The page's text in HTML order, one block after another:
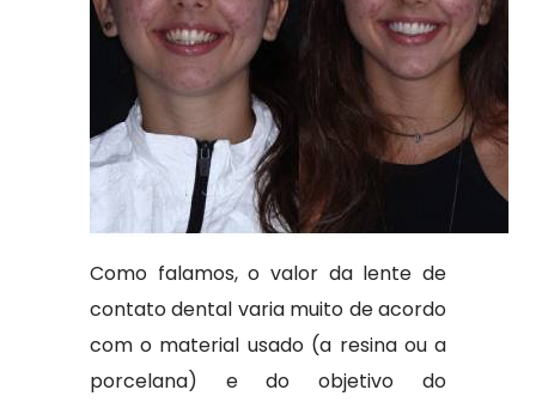
Como falamos, o valor da lente de
contato dental varia muito de acordo
com o material usado (a resina ou a
porcelana) e do objetivo do